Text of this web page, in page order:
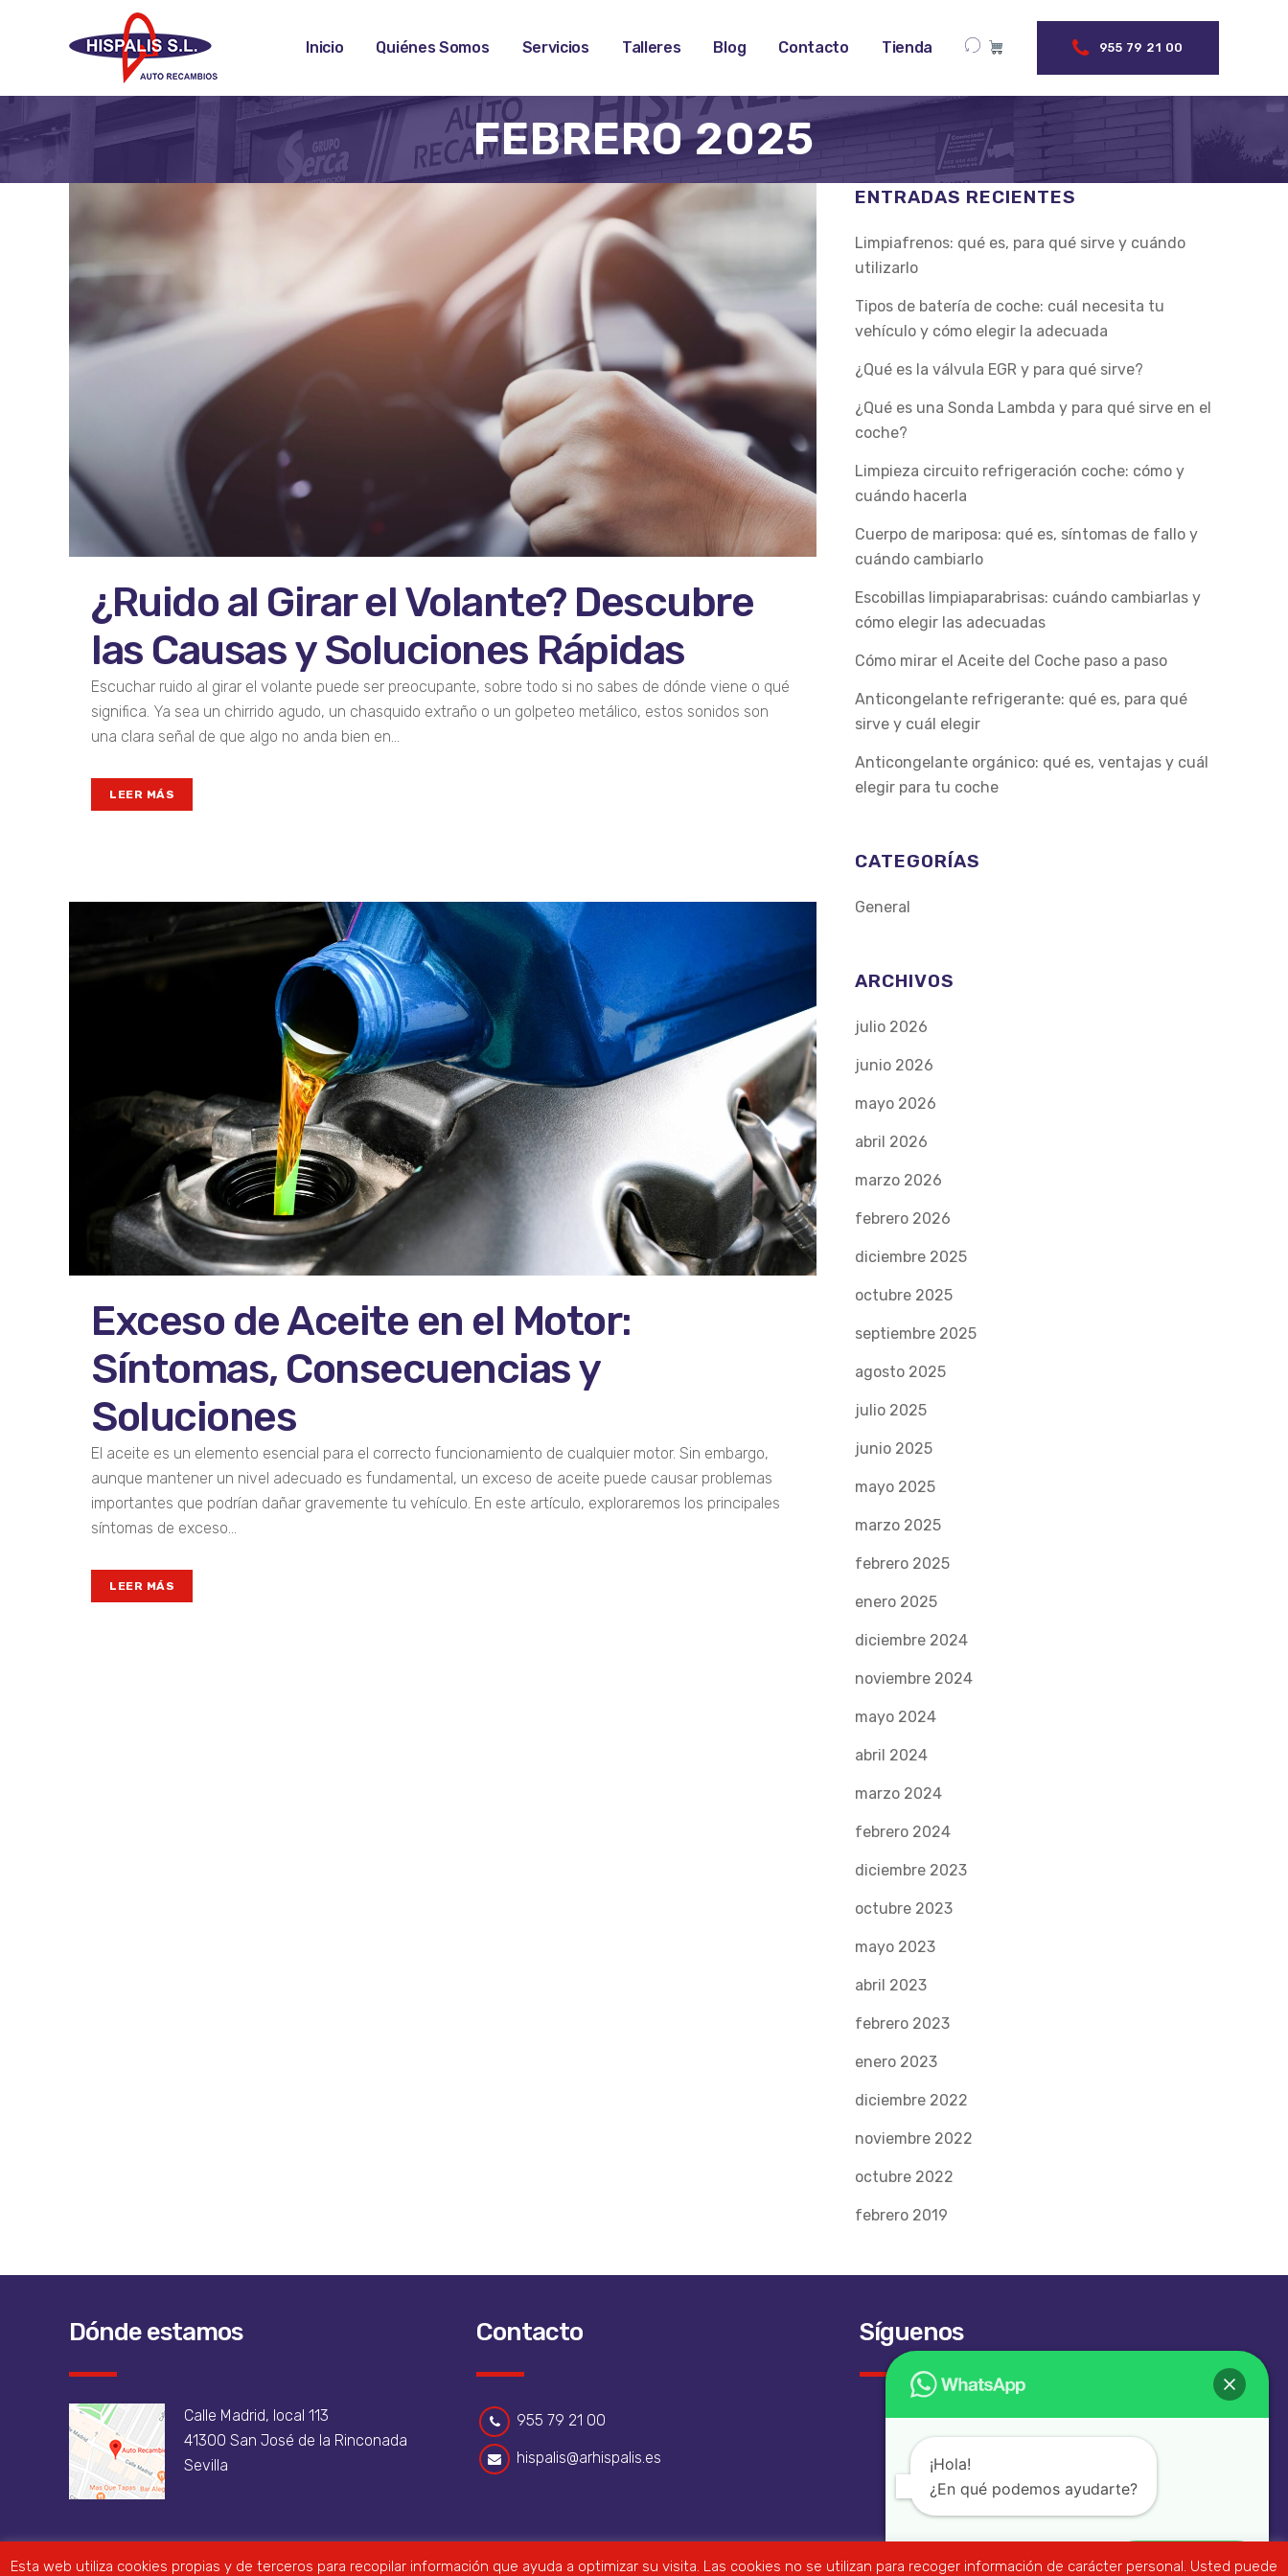
955 79 21 00
Inicio Quiénes Somos Servicios Talleres Blog Contacto Tienda
FEBRERO 2025
¿Ruido al Girar el Volante? Descubre
las Causas y Soluciones Rápidas
Escuchar ruido al girar el volante puede ser preocupante, sobre todo si no sabes de dónde viene o qué
significa. Ya sea un chirrido agudo, un chasquido extraño o un golpeteo metálico, estos sonidos son
una clara señal de que algo no anda bien en...
LEER MÁS
Exceso de Aceite en el Motor:
Síntomas, Consecuencias y
Soluciones
El aceite es un elemento esencial para el correcto funcionamiento de cualquier motor. Sin embargo,
aunque mantener un nivel adecuado es fundamental, un exceso de aceite puede causar problemas
importantes que podrían dañar gravemente tu vehículo. En este artículo, exploraremos los principales
síntomas de exceso...
LEER MÁS
ENTRADAS RECIENTES
Limpiafrenos: qué es, para qué sirve y cuándo
utilizarlo
Tipos de batería de coche: cuál necesita tu
vehículo y cómo elegir la adecuada
¿Qué es la válvula EGR y para qué sirve?
¿Qué es una Sonda Lambda y para qué sirve en el
coche?
Limpieza circuito refrigeración coche: cómo y
cuándo hacerla
Cuerpo de mariposa: qué es, síntomas de fallo y
cuándo cambiarlo
Escobillas limpiaparabrisas: cuándo cambiarlas y
cómo elegir las adecuadas
Cómo mirar el Aceite del Coche paso a paso
Anticongelante refrigerante: qué es, para qué
sirve y cuál elegir
Anticongelante orgánico: qué es, ventajas y cuál
elegir para tu coche
CATEGORÍAS
General
ARCHIVOS
julio 2026
junio 2026
mayo 2026
abril 2026
marzo 2026
febrero 2026
diciembre 2025
octubre 2025
septiembre 2025
agosto 2025
julio 2025
junio 2025
mayo 2025
marzo 2025
febrero 2025
enero 2025
diciembre 2024
noviembre 2024
mayo 2024
abril 2024
marzo 2024
febrero 2024
diciembre 2023
octubre 2023
mayo 2023
abril 2023
febrero 2023
enero 2023
diciembre 2022
noviembre 2022
octubre 2022
febrero 2019
Dónde estamos
Calle Madrid, local 113
41300 San José de la Rinconada
Sevilla
Contacto
955 79 21 00
hispalis@arhispalis.es
Síguenos
Esta web utiliza cookies propias y de terceros para recopilar información que ayuda a optimizar su visita. Las cookies no se utilizan para recoger información de carácter personal. Usted puede
¡Hola!
¿En qué podemos ayudarte?
Abrir chat